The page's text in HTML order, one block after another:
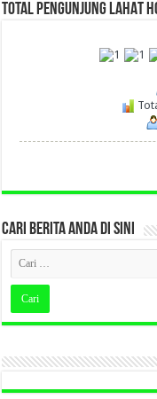
TOTAL PENGUNJUNG LAHAT
CARI BERITA ANDA DI SINI